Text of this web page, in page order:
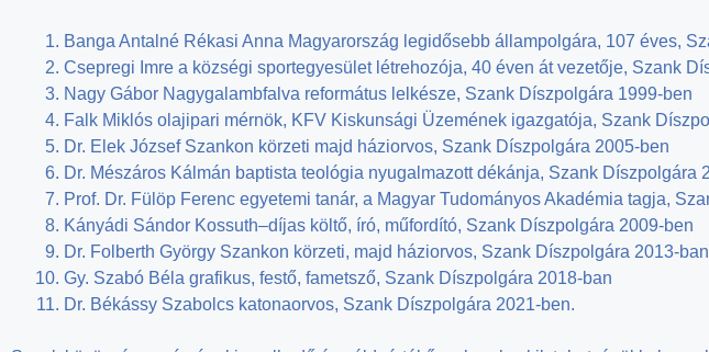
Banga Antalné Rékasi Anna Magyarország legidősebb állampolgára, 107 éves,
Csepregi Imre a községi sportegyesület létrehozója, 40 éven át vezetője, Szank
Nagy Gábor Nagygalambfalva református lelkésze, Szank Díszpolgára 1999-ben
Falk Miklós olajipari mérnök, KFV Kiskunsági Üzemének igazgatója, Szank
Dr. Elek József Szankon körzeti majd háziorvos, Szank Díszpolgára 2005-ben
Dr. Mészáros Kálmán baptista teológia nyugalmazott dékánja, Szank Díszpolgára
Prof. Dr. Fülöp Ferenc egyetemi tanár, a Magyar Tudományos Akadémia tagja,
Kányádi Sándor Kossuth–díjas költő, író, műfordító, Szank Díszpolgára 2009-ben
Dr. Folberth György Szankon körzeti, majd háziorvos, Szank Díszpolgára 2013-ban
Gy. Szabó Béla grafikus, festő, fametsző, Szank Díszpolgára 2018-ban
Dr. Békássy Szabolcs katonaorvos, Szank Díszpolgára 2021-ben.